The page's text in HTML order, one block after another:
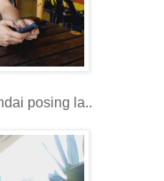
posing la..